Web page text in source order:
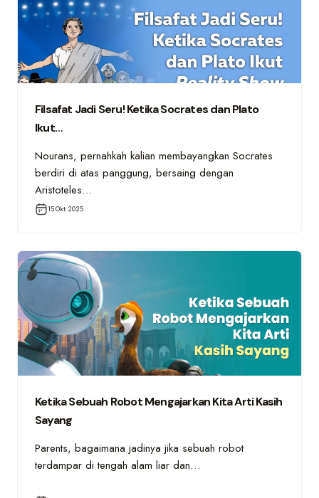
Filsafat Jadi Seru! Ketika Socrates dan Plato
Ikut…
Nourans, pernahkah kalian membayangkan Socrates
berdiri di atas panggung, bersaing dengan
Aristoteles…
15 Okt 2025
Ketika Sebuah Robot Mengajarkan Kita Arti Kasih
Sayang
Parents, bagaimana jadinya jika sebuah robot
terdampar di tengah alam liar dan…